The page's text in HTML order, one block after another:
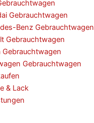
Gebrauchtwagen
Benz Gebrauchtwagen
Gebrauchtwagen
Gebrauchtwagen
Gebrauchtwagen
& Lack